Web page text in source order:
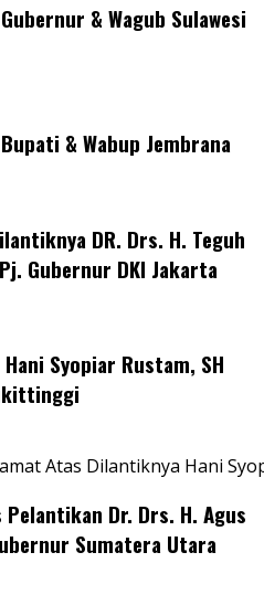
& Wagub Sulawesi
& Wabup Jembrana
DR. Drs. H. Teguh
Gubernur DKI Jakarta
Syopiar Rustam, SH
Atas Dilantiknya Hani
Dr. Drs. H. Agus
Sumatera Utara